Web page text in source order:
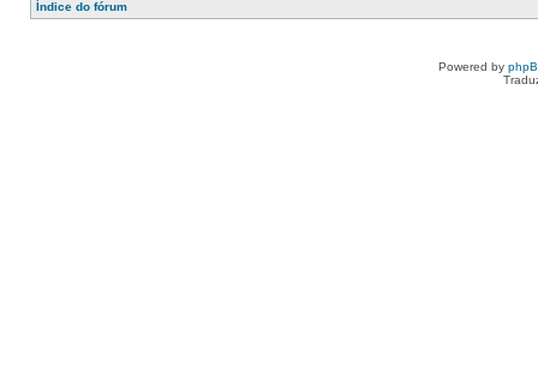
Índice do fórum
Powered by